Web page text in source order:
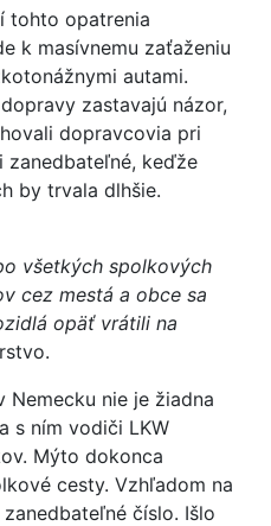
tohto opatrenia
k masívnemu zaťaženiu
autami.
zastavajú názor,
dopravcovia pri
keďže
by trvala dlhšie.
všetkých spolkových
cez mestá a obce sa
opäť vrátili na
Nemecku nie je žiadna
s ním vodiči LKW
Mýto dokonca
cesty. Vzhľadom na
číslo. Išlo